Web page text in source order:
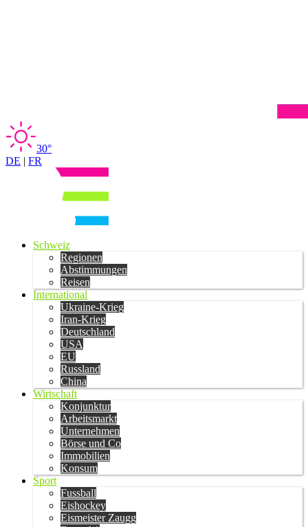
30°
DE | FR
Schweiz
Regionen
Abstimmungen
Reisen
International
Ukraine-Krieg
Iran-Krieg
Deutschland
USA
EU
Russland
China
Wirtschaft
Konjunktur
Arbeitsmarkt
Unternehmen
Börse und Co
Immobilien
Konsum
Sport
Fussball
Eishockey
Eismeister Zaugg